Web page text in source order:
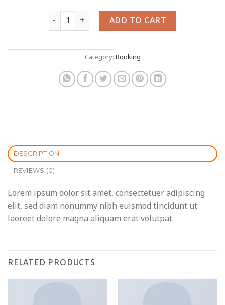
Weekend in San Fransico quantity
ADD TO CART
Category: Booking
DESCRIPTION
REVIEWS (0)
Lorem ipsum dolor sit amet, consectetuer adipiscing
elit, sed diam nonummy nibh euismod tincidunt ut
laoreet dolore magna aliquam erat volutpat.
RELATED PRODUCTS